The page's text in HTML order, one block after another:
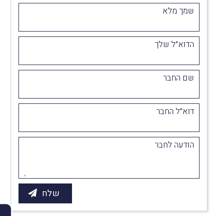
שמך מלא
הדוא״ל שלך
שם החבר
דוא״ל החבר
הודעה לחבר